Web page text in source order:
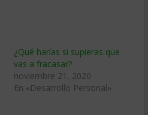
¿Qué harías si supieras que
vas a fracasar?
noviembre 21, 2020
En «Desarrollo Personal»